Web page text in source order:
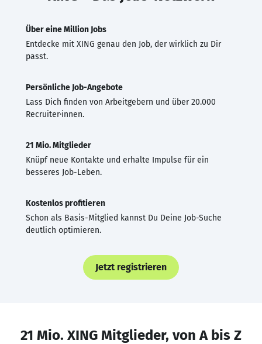
Über eine Million Jobs
Entdecke mit XING genau den Job, der wirklich zu Dir
passt.
Persönliche Job-Angebote
Lass Dich finden von Arbeitgebern und über 20.000
Recruiter·innen.
21 Mio. Mitglieder
Knüpf neue Kontakte und erhalte Impulse für ein
besseres Job-Leben.
Kostenlos profitieren
Schon als Basis-Mitglied kannst Du Deine Job-Suche
deutlich optimieren.
Jetzt registrieren
21 Mio. XING Mitglieder, von A bis Z